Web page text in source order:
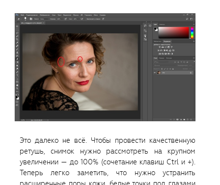
Это далеко не всё. Чтобы провести качественную
ретушь, снимок нужно рассмотреть на крупном
увеличении — до 100% (сочетание клавиш Ctrl и +).
Теперь легко заметить, что нужно устранить